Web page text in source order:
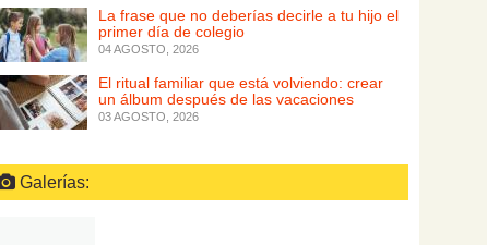
La frase que no deberías decirle a tu hijo el
primer día de colegio
04 AGOSTO, 2026
El ritual familiar que está volviendo: crear
un álbum después de las vacaciones
03 AGOSTO, 2026
Galerías: